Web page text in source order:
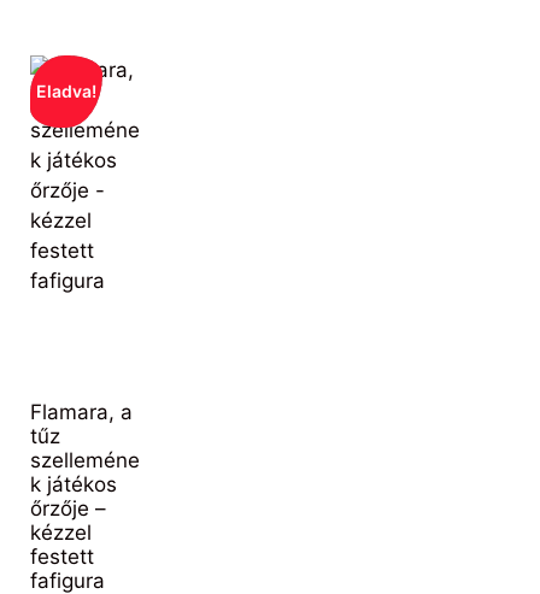
Eladva!
Flamara, a
tűz
szelleméne
k játékos
őrzője –
kézzel
festett
fafigura